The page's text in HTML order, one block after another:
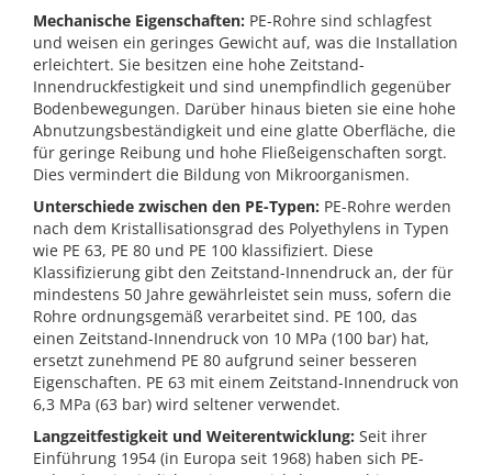
Mechanische Eigenschaften: PE-Rohre sind schlagfest
und weisen ein geringes Gewicht auf, was die Installation
erleichtert. Sie besitzen eine hohe Zeitstand-
Innendruckfestigkeit und sind unempfindlich gegenüber
Bodenbewegungen. Darüber hinaus bieten sie eine hohe
Abnutzungsbeständigkeit und eine glatte Oberfläche, die
für geringe Reibung und hohe Fließeigenschaften sorgt.
Dies vermindert die Bildung von Mikroorganismen.
Unterschiede zwischen den PE-Typen: PE-Rohre werden
nach dem Kristallisationsgrad des Polyethylens in Typen
wie PE 63, PE 80 und PE 100 klassifiziert. Diese
Klassifizierung gibt den Zeitstand-Innendruck an, der für
mindestens 50 Jahre gewährleistet sein muss, sofern die
Rohre ordnungsgemäß verarbeitet sind. PE 100, das
einen Zeitstand-Innendruck von 10 MPa (100 bar) hat,
ersetzt zunehmend PE 80 aufgrund seiner besseren
Eigenschaften. PE 63 mit einem Zeitstand-Innendruck von
6,3 MPa (63 bar) wird seltener verwendet.
Langzeitfestigkeit und Weiterentwicklung: Seit ihrer
Einführung 1954 (in Europa seit 1968) haben sich PE-